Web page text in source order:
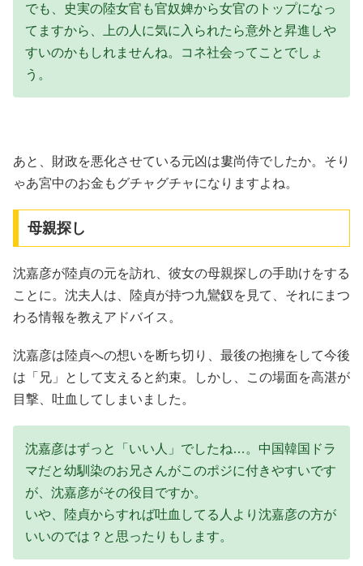
でも、史実の陸女官も官奴婢から女官のトップになっ
てますから、上の人に気に入られたら意外と昇進しや
すいのかもしれませんね。コネ社会ってことでしょ
う。
あと、財政を悪化させている元凶は婁尚侍でしたか。そり
ゃあ宮中のお金もグチャグチャになりますよね。
母親探し
沈嘉彦が陸貞の元を訪れ、彼女の母親探しの手助けをする
ことに。沈夫人は、陸貞が持つ九鸞釵を見て、それにまつ
わる情報を教えアドバイス。
沈嘉彦は陸貞への想いを断ち切り、最後の抱擁をして今後
は「兄」として支えると約束。しかし、この場面を高湛が
目撃、吐血してしまいました。
沈嘉彦はずっと「いい人」でしたね…。中国韓国ドラ
マだと幼馴染のお兄さんがこのポジに付きやすいです
が、沈嘉彦がその役目ですか。
いや、陸貞からすれば吐血してる人より沈嘉彦の方が
いいのでは？と思ったりもします。